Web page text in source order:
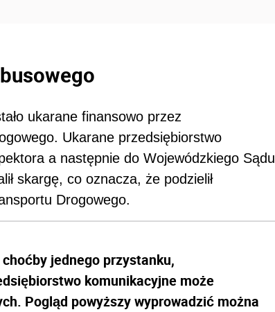
ukarane finansowo przez
Ukarane przedsiębiorstwo
a następnie do Wojewódzkiego Sądu
skargę, co oznacza, że podzielił
Drogowego.
jednego przystanku,
komunikacyjne może
Pogląd powyższy wyprowadzić można